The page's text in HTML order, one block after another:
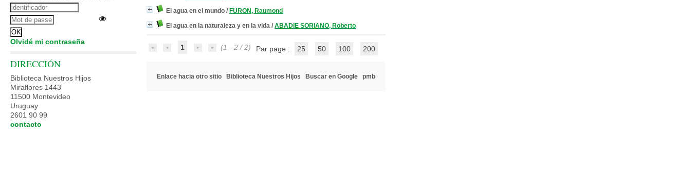
El agua en el mundo / FURON, Raumond
El agua en la naturaleza y en la vida / ABADIE SORIANO, Roberto
1 (1 - 2 / 2) Par page : 25 50 100 200
Enlace hacia otro sitio Biblioteca Nuestros Hijos Buscar en Google pmb
Olvidé mi contraseña
DIRECCIÓN
Biblioteca Nuestros Hijos
Miraflores 1443
11500 Montevideo
Uruguay
2601 90 99
contacto